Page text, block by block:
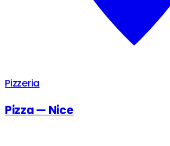
Pizzeria
Pizza — Nice